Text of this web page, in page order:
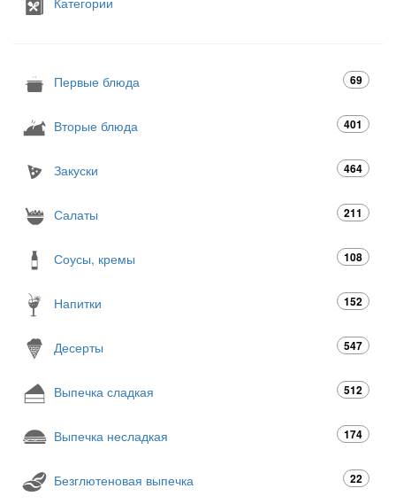
Первые блюда 69
Вторые блюда 401
Закуски 464
Салаты 211
Соусы, кремы 108
Напитки 152
Десерты 547
Выпечка сладкая 512
Выпечка несладкая 174
Безглютеновая выпечка 22